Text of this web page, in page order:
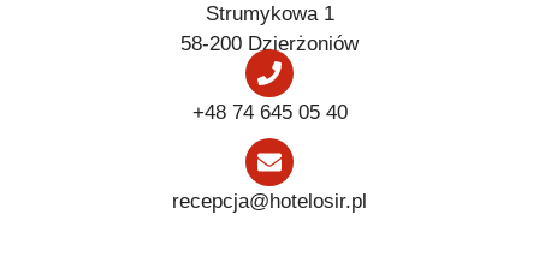
Strumykowa 1
58-200 Dzierżoniów
+48 74 645 05 40
recepcja@hotelosir.pl